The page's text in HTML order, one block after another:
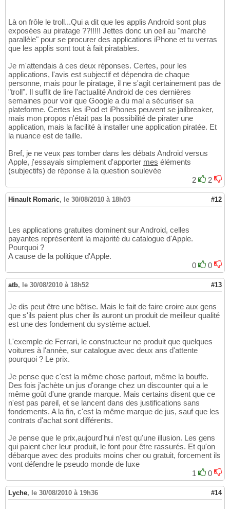
Là on frôle le troll...Qui a dit que les applis Androïd sont plus
exposées au piratage ??!!!!! Jettes donc un oeil au "marché
parallèle" pour se procurer des applications iPhone et tu verras
que les applis sont tout à fait piratables.
Je m'attendais à ces deux réponses. Certes, pour les
applications, l'avis est subjectif et dépendra de chaque
personne, mais pour le piratage, il ne s'agit certainement pas de
"troll". Il suffit de lire l'actualité Android de ces dernières
semaines pour voir que Google a du mal a sécuriser sa
plateforme. Certes les iPod et iPhones peuvent se jailbreaker,
mais mon propos n'était pas la possibilité de pirater une
application, mais la facilité à installer une application piratée. Et
la nuance est de taille.
Bref, je ne veux pas tomber dans les débats Android versus
Apple, j'essayais simplement d'apporter mes éléments
(subjectifs) de réponse à la question soulevée
2
2
Hinault Romaric, le 30/08/2010 à 18h03 #12
Les applications gratuites dominent sur Android, celles
payantes représentent la majorité du catalogue d'Apple.
Pourquoi ?
A cause de la politique d'Apple.
0
0
atb, le 30/08/2010 à 18h52 #13
Je dis peut être une bêtise. Mais le fait de faire croire aux gens
que s'ils paient plus cher ils auront un produit de meilleur qualité
est une des fondement du système actuel.
L'exemple de Ferrari, le constructeur ne produit que quelques
voitures à l'annèe, sur catalogue avec deux ans d'attente
pourquoi ? Le prix.
Je pense que c'est la même chose partout, même la bouffe.
Des fois j'achète un jus d'orange chez un discounter qui a le
même goût d'une grande marque. Mais certains disent que ce
n'est pas pareil, et se lancent dans des justifications sans
fondements. A la fin, c'est la même marque de jus, sauf que les
contrats d'achat sont différents.
Je pense que le prix,aujourd'hui n'est qu'une illusion. Les gens
qui paient cher leur produit, le font pour être rassurés. Et qu'on
débarque avec des produits moins cher ou gratuit, forcement ils
vont défendre le pseudo monde de luxe
1
0
Lyche, le 30/08/2010 à 19h36 #14